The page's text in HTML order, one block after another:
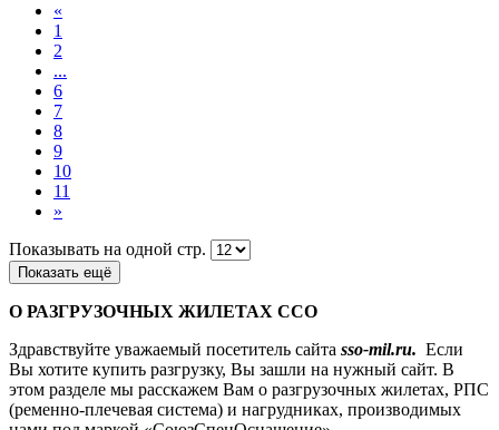
«
1
2
...
6
7
8
9
10
11
»
Показывать на одной стр.
Показать ещё
О РАЗГРУЗОЧНЫХ ЖИЛЕТАХ ССО
Здравствуйте уважаемый посетитель сайта sso-mil.ru. Если
Вы хотите купить разгрузку, Вы зашли на нужный сайт. В
этом разделе мы расскажем Вам о разгрузочных жилетах, РПС
(ременно-плечевая система) и нагрудниках, производимых